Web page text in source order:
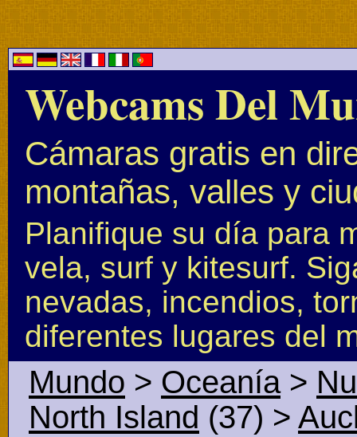
Webcams Del
Cámaras gratis en
montañas, valles y
Planifique su día para
vela, surf y kitesurf.
nevadas, incendios,
diferentes lugares del
Mundo > Oceanía>
North Island (37) >